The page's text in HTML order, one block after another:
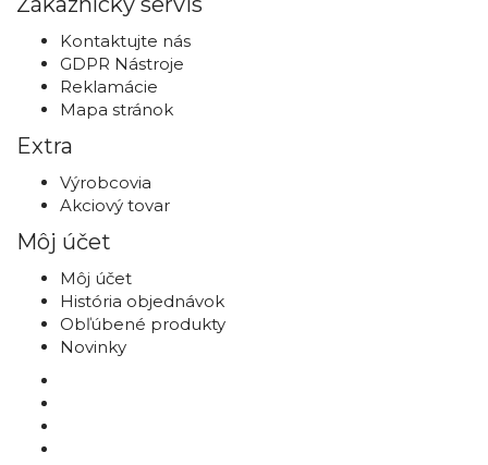
Kontaktujte nás
GDPR Nástroje
Reklamácie
Mapa stránok
Extra
Výrobcovia
Akciový tovar
Môj účet
Môj účet
História objednávok
Obľúbené produkty
Novinky